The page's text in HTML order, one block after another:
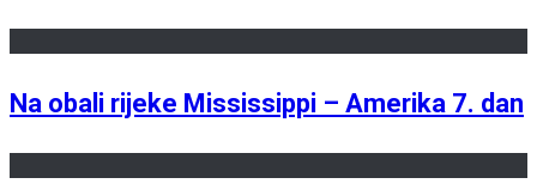
Na obali rijeke Mississippi – Amerika 7. dan